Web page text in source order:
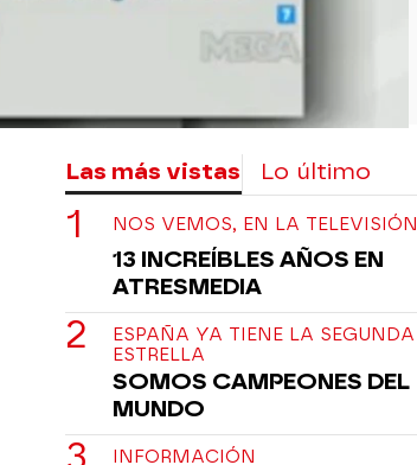
Las más vistas Lo último
NOS VEMOS, EN LA TELEVISIÓN
13 INCREÍBLES AÑOS EN
ATRESMEDIA
ESPAÑA YA TIENE LA SEGUNDA
ESTRELLA
SOMOS CAMPEONES DEL
MUNDO
INFORMACIÓN